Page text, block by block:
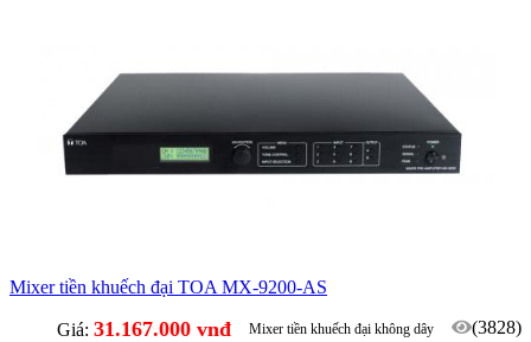
Mixer tiền khuếch đại TOA MX-9200-AS
Giá: 31.167.000 vnđ (3828)
Mixer tiền khuếch đại không dây